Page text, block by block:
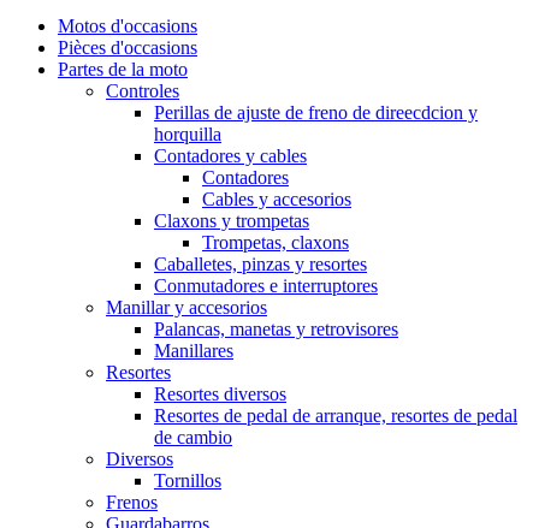
Motos d'occasions
Pièces d'occasions
Partes de la moto
Controles
Perillas de ajuste de freno de direecdcion y
horquilla
Contadores y cables
Contadores
Cables y accesorios
Claxons y trompetas
Trompetas, claxons
Caballetes, pinzas y resortes
Conmutadores e interruptores
Manillar y accesorios
Palancas, manetas y retrovisores
Manillares
Resortes
Resortes diversos
Resortes de pedal de arranque, resortes de pedal
de cambio
Diversos
Tornillos
Frenos